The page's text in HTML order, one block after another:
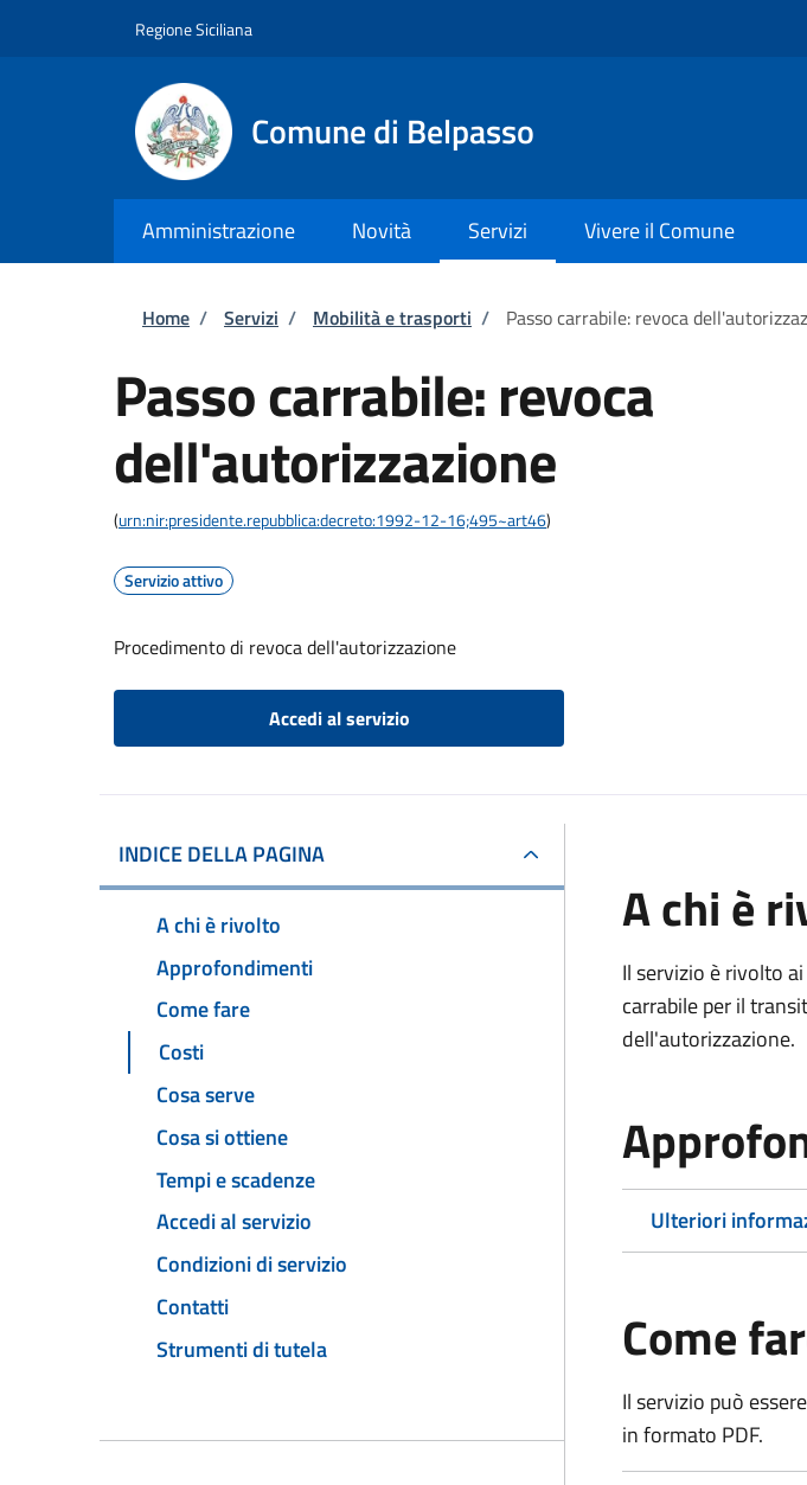
Regione Siciliana
Comune di Belpasso
Amministrazione Novità Servizi Vivere il Comune
Briciole di pane
Home / Servizi / Mobilità e trasporti / Passo carrabile: revoca
Passo carrabile: revoca
dell'autorizzazione
(urn:nir:presidente.repubblica:decreto:1992-12-16;495~art46)
Servizio attivo
Procedimento di revoca dell'autorizzazione
Accedi al servizio
INDICE DELLA PAGINA
A chi è rivolto
Approfondimenti
Come fare
Costi
Cosa serve
Cosa si ottiene
Tempi e scadenze
Accedi al servizio
Condizioni di servizio
Contatti
Strumenti di tutela
A chi è
Il servizio è rivolto
carrabile per il
dell'autorizzazione.
Ulteriori
Come
Il servizio può
in formato PDF.